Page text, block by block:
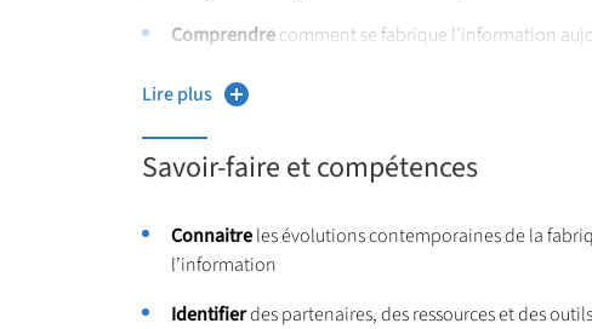
Comprendrecomment se fabrique l’information
Enrichirsa pratique pédagogique
Lire plus
Savoir-faire et compétences
Connaitreles évolutions contemporaines de la
l’information
Identifierdes partenaires, des ressources et des